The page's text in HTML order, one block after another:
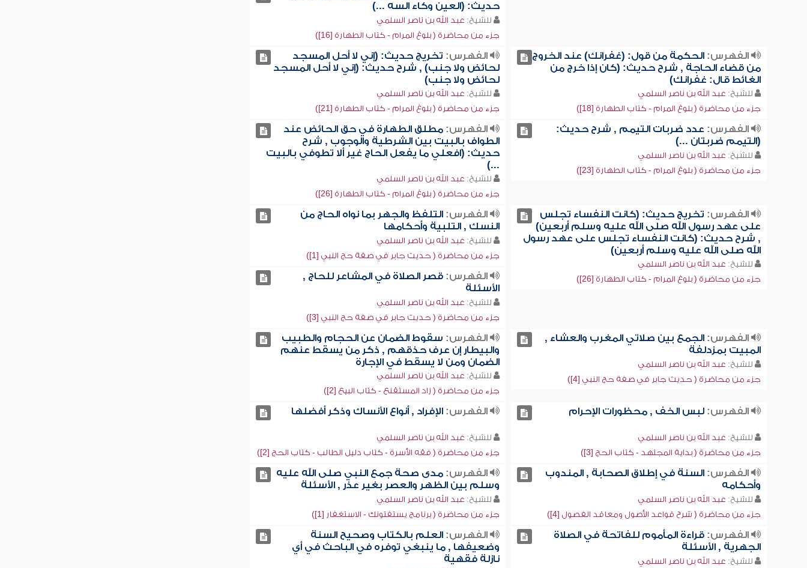
حديث: (العين وكاء السه ...)
للشيخ: عبد الله بن ناصر السلمي
جزء من محاضرة ( بلوغ المرام - كتاب الطهارة [16])
الفهرس:الحكمة من قول: (غفرانك) عند الخروج
من قضاء الحاجة , شرح حديث: (كان إذا خرج من
الغائط قال: غفرانك)
للشيخ: عبد الله بن ناصر السلمي
جزء من محاضرة ( بلوغ المرام - كتاب الطهارة [18])
الفهرس: تخريج حديث: (إني لا أحل المسجد
لحائض ولا جنب) , شرح حديث: (إني لا أحل المسجد
لحائض ولا جنب)
للشيخ: عبد الله بن ناصر السلمي
جزء من محاضرة ( بلوغ المرام - كتاب الطهارة [21])
الفهرس: عدد ضربات التيمم , شرح حديث:
(التيمم ضربتان ...)
للشيخ: عبد الله بن ناصر السلمي
جزء من محاضرة ( بلوغ المرام - كتاب الطهارة [23])
الفهرس: مطلق الطهارة في حق الحائض عند
الطواف بالبيت بين الشرطية والوجوب , شرح
حديث: (افعلي ما يفعل الحاج غير ألا تطوفي بالبيت
...)
للشيخ: عبد الله بن ناصر السلمي
جزء من محاضرة ( بلوغ المرام - كتاب الطهارة [26])
الفهرس: تخريج حديث: (كانت النفساء تجلس
على عهد رسول الله صلى الله عليه وسلم أربعين)
, شرح حديث: (كانت النفساء تجلس على عهد رسول
الله صلى الله عليه وسلم أربعين)
للشيخ: عبد الله بن ناصر السلمي
جزء من محاضرة ( بلوغ المرام - كتاب الطهارة [26])
الفهرس: التلفظ والجهر بما نواه الحاج من
النسك , التلبية وأحكامها
للشيخ: عبد الله بن ناصر السلمي
جزء من محاضرة ( حديث جابر في صفة حج النبي [1])
الفهرس: قصر الصلاة في المشاعر للحاج ,
الأسئلة
للشيخ: عبد الله بن ناصر السلمي
جزء من محاضرة ( حديث جابر في صفة حج النبي [3])
الفهرس:الجمع بين صلاتي المغرب والعشاء ,
المبيت بمزدلفة
للشيخ: عبد الله بن ناصر السلمي
جزء من محاضرة ( حديث جابر في صفة حج النبي [4])
الفهرس: سقوط الضمان عن الحجام والطبيب
والبيطار إن عرف حذقهم , ذكر من يسقط عنهم
الضمان ومن لا يسقط في الإجارة
للشيخ: عبد الله بن ناصر السلمي
جزء من محاضرة ( زاد المستقنع - كتاب البيع [2])
الفهرس:لبس الخف , محظورات الإحرام
للشيخ: عبد الله بن ناصر السلمي
جزء من محاضرة ( بداية المجتهد - كتاب الحج [3])
الفهرس: الإفراد , أنواع الأنساك وذكر أفضلها
للشيخ: عبد الله بن ناصر السلمي
جزء من محاضرة ( فقه الأسرة - كتاب دليل الطالب - كتاب الحج [2])
الفهرس:السنة في إطلاق الصحابة , المندوب
وأحكامه
للشيخ: عبد الله بن ناصر السلمي
جزء من محاضرة ( شرح قواعد الأصول ومعاقد الفصول [4])
الفهرس: مدى صحة جمع النبي صلى الله عليه
وسلم بين الظهر والعصر بغير عذر , الأسئلة
للشيخ: عبد الله بن ناصر السلمي
جزء من محاضرة ( برنامج يستفتونك - الاستغفار [1])
الفهرس:قراءة المأموم للفاتحة في الصلاة
الجهرية , الأسئلة
للشيخ: عبد الله بن ناصر السلمي
الفهرس: العلم بالكتاب وصحيح السنة
وضعيفها , ما ينبغي توفره في الباحث في أي
نازلة فقهية